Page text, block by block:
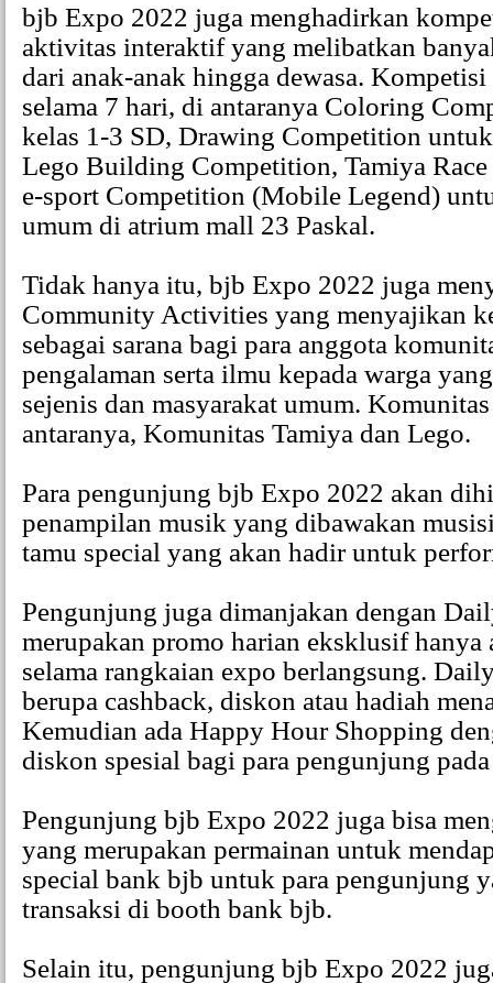
bjb Expo 2022 juga menghadirkan
aktivitas interaktif yang melibatkan
dari anak-anak hingga dewasa.
selama 7 hari, di antaranya Coloring
kelas 1-3 SD, Drawing Competition
Lego Building Competition, Tamiya
e-sport Competition (Mobile Legend)
umum di atrium mall 23 Paskal.
Tidak hanya itu, bjb Expo 2022 juga
Community Activities yang menyajikan
sebagai sarana bagi para anggota
pengalaman serta ilmu kepada warga
sejenis dan masyarakat umum.
antaranya, Komunitas Tamiya dan Lego.
Para pengunjung bjb Expo 2022 akan
penampilan musik yang dibawakan
tamu special yang akan hadir untuk
Pengunjung juga dimanjakan dengan
merupakan promo harian eksklusif hanya
selama rangkaian expo berlangsung.
berupa cashback, diskon atau hadiah
Kemudian ada Happy Hour Shopping
diskon spesial bagi para pengunjung
Pengunjung bjb Expo 2022 juga bisa
yang merupakan permainan untuk
special bank bjb untuk para pengunjung
transaksi di booth bank bjb.
Selain itu, pengunjung bjb Expo 2022